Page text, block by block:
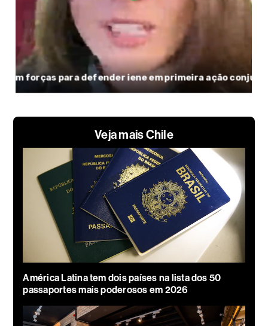
Veja mais Chile
América Latina tem dois países na lista dos 50
passaportes mais poderosos em 2026